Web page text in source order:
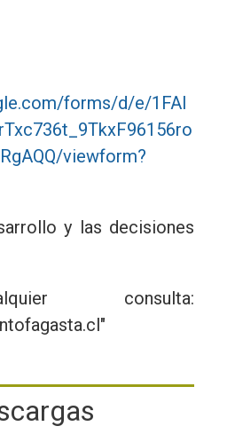
forms/d/e/1FAI
viewform?
y las decisiones
consulta: